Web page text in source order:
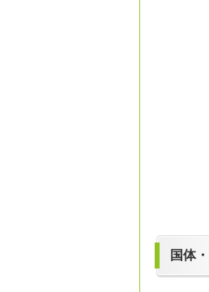
国体